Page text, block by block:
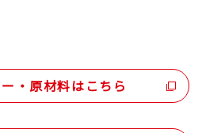
・原材料はこちら